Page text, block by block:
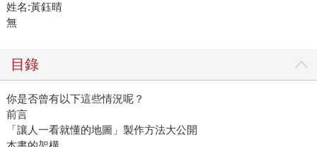
姓名:黃鈺晴
無
目錄
你是否曾有以下這些情況呢？
前言
「讓人一看就懂的地圖」製作方法大公開